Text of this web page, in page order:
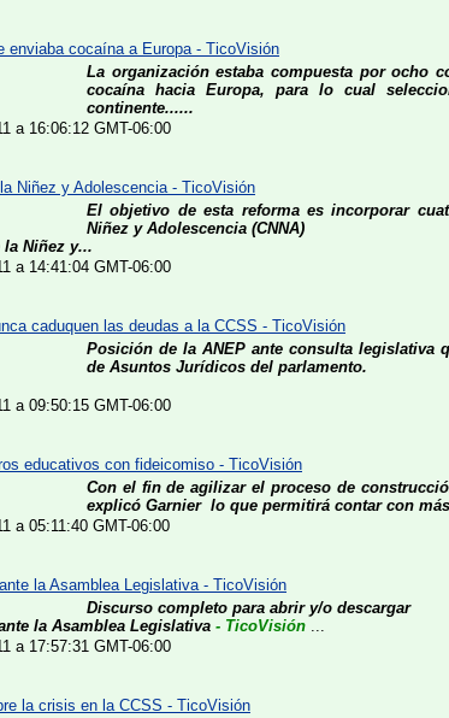
enviaba cocaína a Europa - TicoVisión
La organización estaba compuesta por ocho
cocaína hacia Europa, para lo cual
continente......
a 16:06:12 GMT-06:00
Niñez y Adolescencia - TicoVisión
El objetivo de esta reforma es incorporar
Niñez y Adolescencia (CNNA)
Niñez y...
a 14:41:04 GMT-06:00
caduquen las deudas a la CCSS - TicoVisión
Posición de la ANEP ante consulta legislativa
de Asuntos Jurídicos del parlamento.
a 09:50:15 GMT-06:00
educativos con fideicomiso - TicoVisión
Con el fin de agilizar el proceso de
explicó Garnier lo que permitirá contar con
a 05:11:40 GMT-06:00
la Asamblea Legislativa - TicoVisión
Discurso completo para abrir y/o descargar
la Asamblea Legislativa - TicoVisión ...
a 17:57:31 GMT-06:00
la crisis en la CCSS - TicoVisión